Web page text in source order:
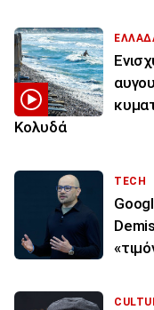
Κολυδά
TECH